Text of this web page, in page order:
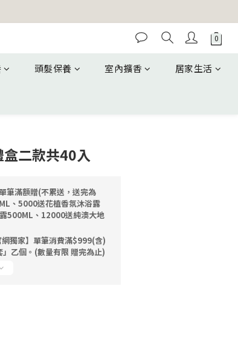
頭髮保養 室內擴香 居家生活
二款共40入
筆滿額贈(不累送，送完為
、5000送花植香氛沐浴露
500ML、12000送純澳大地
獨家】單筆消費滿$999(含)
乙個。(數量有限 贈完為止)